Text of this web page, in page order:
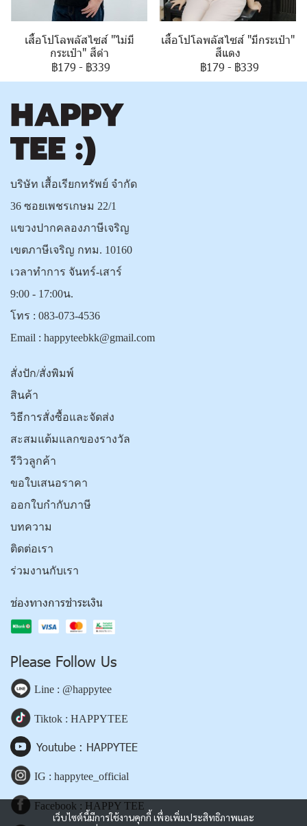
เสื้อโปโลพลัสไซส์ "ไม่มี
กระเป๋า" สีดำ
฿179 - ฿339
เสื้อโปโลพลัสไซส์ "มีกระเป๋า"
สีแดง
฿179 - ฿339
เว็บไซต์นี้มีการใช้งานคุกกี้ เพื่อเพิ่มประสิทธิภาพและ
บริษัท เสื้อเรียกทรัพย์ จำกัด
36 ซอยเพชรเกษม 22/1
แขวงปากคลองภาษีเจริญ
เขตภาษีเจริญ กทม. 10160
เวลาทำการ จันทร์-เสาร์
9:00 - 17:00น.
โทร : 083-073-4536
Email : happyteebkk@gmail.com
สั่งปัก/สั่งพิมพ์
สินค้า
วิธีการสั่งซื้อและจัดส่ง
สะสมแต้มแลกของรางวัล
รีวิวลูกค้า
ขอใบเสนอราคา
ออกใบกำกับภาษี
บทความ
ติดต่อเรา
ร่วมงานกับเรา
ช่องทางการชำระเงิน
Please Follow Us
Line : @happytee
Tiktok : HAPPYTEE
Youtube : HAPPYTEE
IG : happytee_official
Facebook : HAPPY TEE